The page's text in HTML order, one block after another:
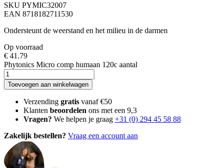
SKU PYMIC32007
EAN 8718182711530
Ondersteunt de weerstand en het milieu in de darmen
Op voorraad
€ 41.79
Phytonics Micro comp humaan 120c aantal
Toevoegen aan winkelwagen
Verzending gratis vanaf €50
Klanten beoordelen ons met een 9,3
Vragen? We helpen je graag +31 (0) 294 45 58 88
Zakelijk bestellen? Vraag een account aan